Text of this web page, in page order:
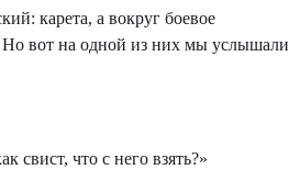
карета, а вокруг боевое
вот на одной из них мы услышали
свист, что с него взять?»